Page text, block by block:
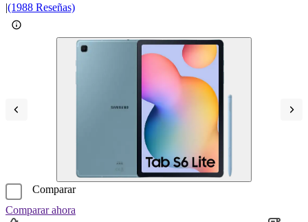
|(1988 Reseñas)
Comparar
Comparar ahora